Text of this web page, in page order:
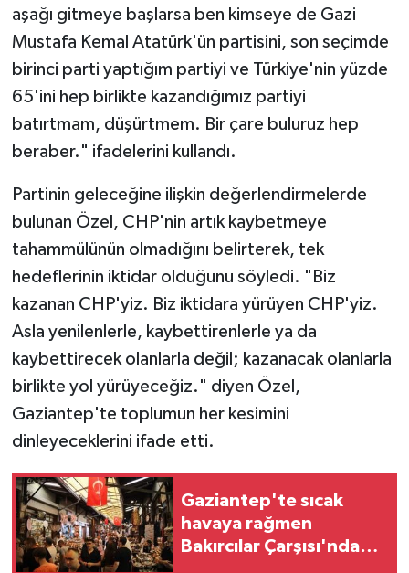
aşağı gitmeye başlarsa ben kimseye de Gazi
Mustafa Kemal Atatürk'ün partisini, son seçimde
birinci parti yaptığım partiyi ve Türkiye'nin yüzde
65'ini hep birlikte kazandığımız partiyi
batırtmam, düşürtmem. Bir çare buluruz hep
beraber." ifadelerini kullandı.
Partinin geleceğine ilişkin değerlendirmelerde
bulunan Özel, CHP'nin artık kaybetmeye
tahammülünün olmadığını belirterek, tek
hedeflerinin iktidar olduğunu söyledi. "Biz
kazanan CHP'yiz. Biz iktidara yürüyen CHP'yiz.
Asla yenilenlerle, kaybettirenlerle ya da
kaybettirecek olanlarla değil; kazanacak olanlarla
birlikte yol yürüyeceğiz." diyen Özel,
Gaziantep'te toplumun her kesimini
dinleyeceklerini ifade etti.
Gaziantep'te sıcak
havaya rağmen
Bakırcılar Çarşısı'nda